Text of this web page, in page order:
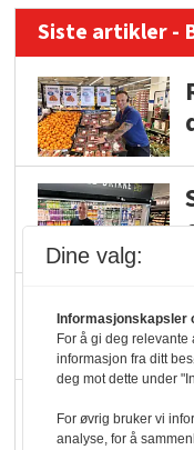
Siste artikler -
Dine valg:
Informasjonskapsler
For å gi deg
informasjon fra ditt
deg mot dette under
For øvrig bruker vi
analyse, for å